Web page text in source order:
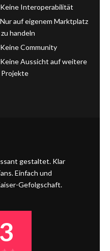
gestaltet. Klar
Einfach und
Gefolgschaft.
Keine Interoperabilität
Nur auf eigenem Marktplatz
zu handeln
Keine Community
Keine Aussicht auf weitere
Projekte